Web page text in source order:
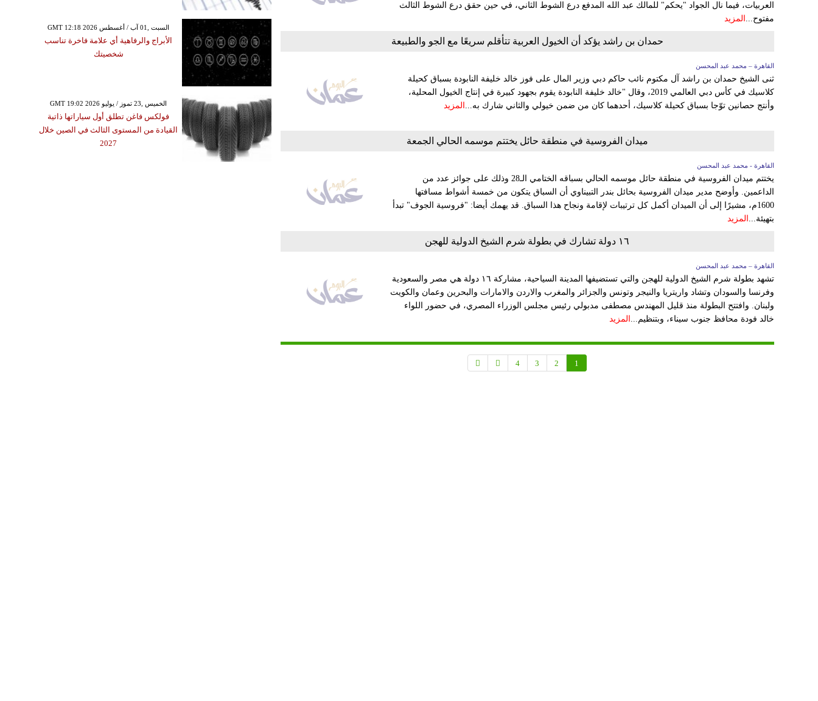
العربيات، فيما نال الجواد "يحكم" للمالك عبد الله المدفع درع الشوط الثاني، في حين حقق درع الشوط الثالث
مفتوح... المزيد
حمدان بن راشد يؤكد أن الخيول العربية تتأقلم سريعًا مع الجو والطبيعة
القاهرة – محمد عبد المحسن
ثنى الشيخ حمدان بن راشد آل مكتوم نائب حاكم دبي وزير المال على فوز خالد خليفة النابودة بسباق كحيلة
كلاسيك في كأس دبي العالمي 2019، وقال "خالد خليفة النابودة يقوم بجهود كبيرة في إنتاج الخيول المحلية،
وأنتج حصانين توّجا بسباق كحيلة كلاسيك، أحدهما كان من ضمن خيولي والثاني شارك به...
المزيد
ميدان الفروسية في منطقة حائل يختتم موسمه الحالي الجمعة
القاهرة - محمد عبد المحسن
يختتم ميدان الفروسية في منطقة حائل موسمه الحالي بسباقه الختامي الـ28 وذلك على جوائز عدد من
الداعمين. وأوضح مدير ميدان الفروسية بحائل بندر التبيناوي أن السباق يتكون من خمسة أشواط مسافتها
1600م، مشيرًا إلى أن الميدان أكمل كل ترتيبات لإقامة ونجاح هذا السباق. قد يهمك أيضا: "فروسية الجوف" تبدأ
بتهيئة... المزيد
١٦ دولة تشارك في بطولة شرم الشيخ الدولية للهجن
القاهرة – محمد عبد المحسن
تشهد بطولة شرم الشيخ الدولية للهجن والتي تستضيفها المدينة السياحية، مشاركة ١٦ دولة هي مصر والسعودية
وفرنسا والسودان وتشاد واريتريا والنيجر وتونس والجزائر والمغرب والاردن والامارات والبحرين وعمان والكويت
ولبنان. وافتتح البطولة منذ قليل المهندس مصطفى مدبولي رئيس مجلس الوزراء المصري، في حضور اللواء
خالد فودة محافظ جنوب سيناء، وبتنظيم... المزيد
1
2
3
4
GMT 12:18 2026 السبت ,01 آب / أغسطس
الأبراج والرفاهية أي علامة فاخرة تناسب
شخصيتك
GMT 19:02 2026 الخميس ,23 تموز / يوليو
فولكس فاغن تطلق أول سياراتها ذاتية
القيادة من المستوى الثالث في الصين خلال
2027